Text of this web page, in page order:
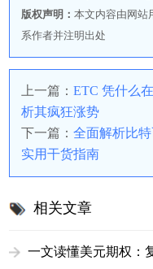
版权声明： 本文内容由网站
系作者并注明出处
上一篇： ETC 凭什么
析其疯狂涨势
下一篇： 全面解析比
实用干货指南
相关文章
一文读懂美元期权：